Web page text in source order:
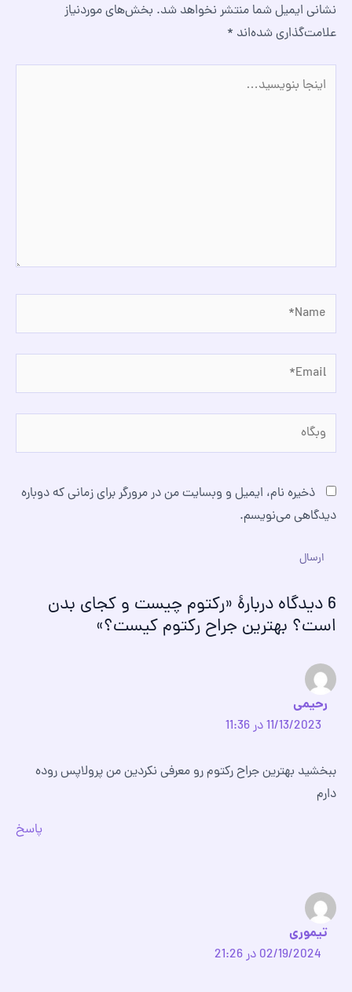
نشانی ایمیل شما منتشر نخواهد شد. بخش‌های موردنیاز
علامت‌گذاری شده‌اند *
اینجا
Email*
وبگاه
ذخیره نام، ایمیل و وبسایت من در مرورگر برای زمانی که دوباره
دیدگاهی می‌نویسم.
6 دیدگاه دربارهٔ «رکتوم چیست و کجای بدن
است؟ بهترین جراح رکتوم کیست؟»
رحیمی
11/13/2023 در 11:36
ببخشید بهترین جراح رکتوم رو معرفی نکردین من پرولاپس روده
دارم
پاسخ
تیموری
02/19/2024 در 21:26